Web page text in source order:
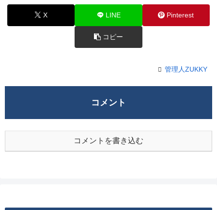
X LINE Pinterest
コピー
管理人ZUKKY
コメント
コメントを書き込む